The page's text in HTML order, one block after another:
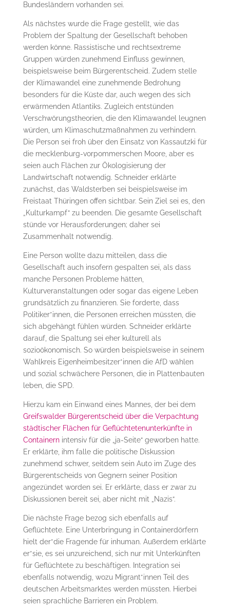
Bundesländern vorhanden sei.
Als nächstes wurde die Frage gestellt, wie das
Problem der Spaltung der Gesellschaft behoben
werden könne. Rassistische und rechtsextreme
Gruppen würden zunehmend Einfluss gewinnen,
beispielsweise beim Bürgerentscheid. Zudem stelle
der Klimawandel eine zunehmende Bedrohung
besonders für die Küste dar, auch wegen des sich
erwärmenden Atlantiks. Zugleich entstünden
Verschwörungstheorien, die den Klimawandel leugnen
würden, um Klimaschutzmaßnahmen zu verhindern.
Die Person sei froh über den Einsatz von Kassautzki für
die mecklenburg-vorpommerschen Moore, aber es
seien auch Flächen zur Ökologisierung der
Landwirtschaft notwendig. Schneider erklärte
zunächst, das Waldsterben sei beispielsweise im
Freistaat Thüringen offen sichtbar. Sein Ziel sei es, den
„Kulturkampf“ zu beenden. Die gesamte Gesellschaft
stünde vor Herausforderungen; daher sei
Zusammenhalt notwendig.
Eine Person wollte dazu mitteilen, dass die
Gesellschaft auch insofern gespalten sei, als dass
manche Personen Probleme hätten,
Kulturveranstaltungen oder sogar das eigene Leben
grundsätzlich zu finanzieren. Sie forderte, dass
Politiker*innen, die Personen erreichen müssten, die
sich abgehängt fühlen würden. Schneider erklärte
darauf, die Spaltung sei eher kulturell als
sozioökonomisch. So würden beispielsweise in seinem
Wahlkreis Eigenheimbesitzer*innen die AfD wählen
und sozial schwächere Personen, die in Plattenbauten
leben, die SPD.
Hierzu kam ein Einwand eines Mannes, der bei dem
Greifswalder Bürgerentscheid über die Verpachtung
städtischer Flächen für Geflüchtetenunterkünfte in
Containernintensiv für die „ja-Seite“ geworben hatte.
Er erklärte, ihm falle die politische Diskussion
zunehmend schwer, seitdem sein Auto im Zuge des
Bürgerentscheids von Gegnern seiner Position
angezündet worden sei. Er erklärte, dass er zwar zu
Diskussionen bereit sei, aber nicht mit „Nazis“.
Die nächste Frage bezog sich ebenfalls auf
Geflüchtete. Eine Unterbringung in Containerdörfern
hielt der*die Fragende für inhuman. Außerdem erklärte
er*sie, es sei unzureichend, sich nur mit Unterkünften
für Geflüchtete zu beschäftigen. Integration sei
ebenfalls notwendig, wozu Migrant*innen Teil des
deutschen Arbeitsmarktes werden müssten. Hierbei
seien sprachliche Barrieren ein Problem.